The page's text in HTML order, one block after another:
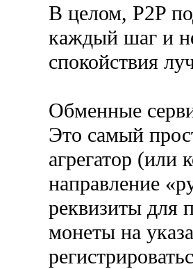
В целом, P2P
каждый шаг и
спокойствия
Обменные
Это самый
агрегатор
направление
реквизиты для
монеты на